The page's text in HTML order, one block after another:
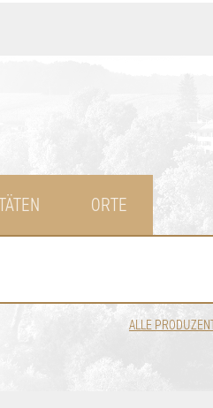
ORTE
ALLE